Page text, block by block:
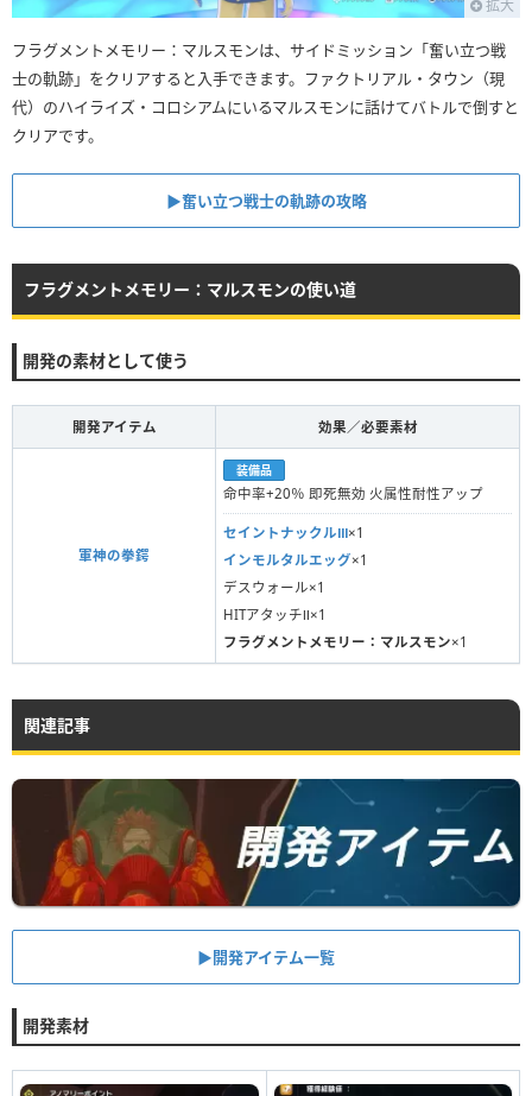
拡大
フラグメントメモリー：マルスモンは、サイドミッション「奮い立つ戦
士の軌跡」をクリアすると入手できます。ファクトリアル・タウン（現
代）のハイライズ・コロシアムにいるマルスモンに話けてバトルで倒すと
クリアです。
▶︎奮い立つ戦士の軌跡の攻略
フラグメントメモリー：マルスモンの使い道
開発の素材として使う
開発アイテム 効果／必要素材
軍神の拳鍔
装備品
命中率+20％ 即死無効 火属性耐性アップ
セイントナックルⅢ×1
インモルタルエッグ×1
デスウォール×1
HITアタッチⅡ×1
フラグメントメモリー：マルスモン×1
関連記事
▶︎開発アイテム一覧
開発素材